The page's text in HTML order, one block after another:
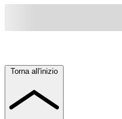
Torna all'inizio